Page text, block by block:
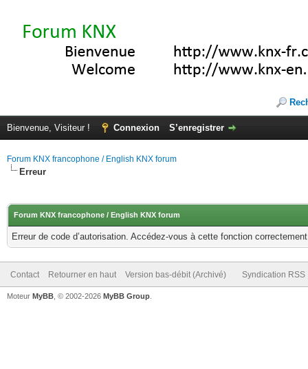
Bienvenue, Visiteur ! Connexion S’enregistrer
Forum KNX francophone / English KNX forum
Erreur
Forum KNX francophone / English KNX forum
Erreur de code d’autorisation. Accédez-vous à cette fonction
Contact Retourner en haut Version bas-débit (Archivé) Syndication RSS
Moteur MyBB , © 2002-2026 MyBB Group